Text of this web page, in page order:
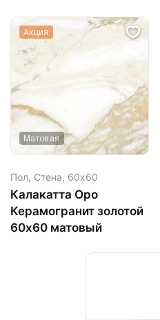
Акция
Матовая
Пол, Стена, 60х60
Калакатта Оро
Керамогранит золотой
60x60 матовый